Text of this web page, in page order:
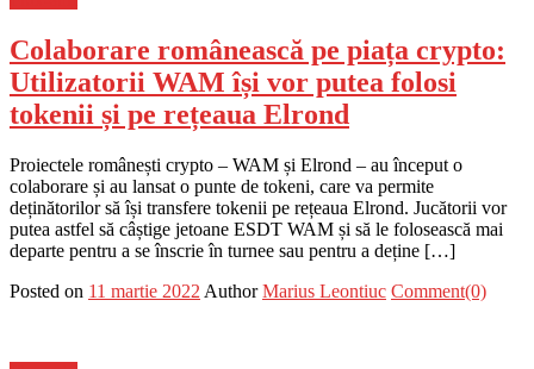
Colaborare românească pe piața crypto:
Utilizatorii WAM își vor putea folosi
tokenii și pe rețeaua Elrond
Proiectele românești crypto – WAM și Elrond – au început o
colaborare și au lansat o punte de tokeni, care va permite
deținătorilor să își transfere tokenii pe rețeaua Elrond. Jucătorii vor
putea astfel să câștige jetoane ESDT WAM și să le folosească mai
departe pentru a se înscrie în turnee sau pentru a deține […]
Posted on 11 martie 2022 Author Marius Leontiuc Comment(0)